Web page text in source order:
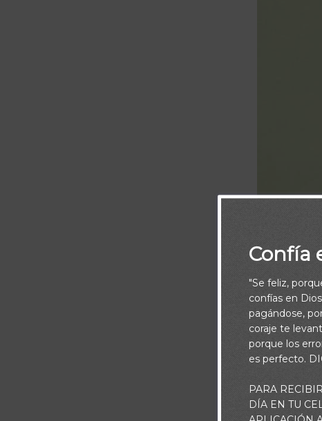
“Aumentará
Benditos
Confía
"Se feliz,
confías en
pagándose,
coraje te
porque los
es perfecto.
PARA
DÍA EN TU